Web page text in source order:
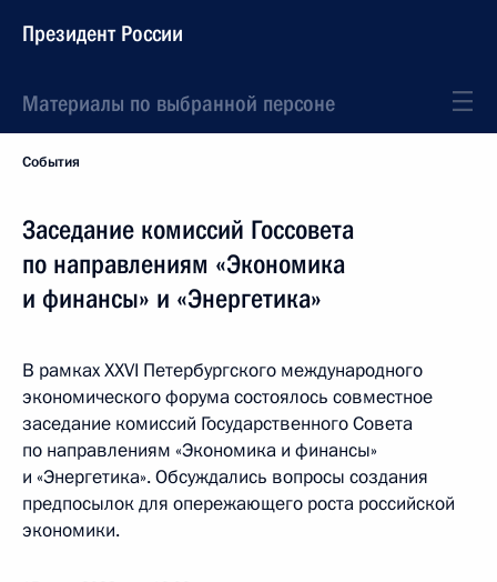
Президент России
Материалы по выбранной персоне
События
Заседание комиссий Госсовета
по направлениям «Экономика
и финансы» и «Энергетика»
В рамках XXVI Петербургского международного
экономического форума состоялось совместное
заседание комиссий Государственного Совета
по направлениям «Экономика и финансы»
и «Энергетика». Обсуждались вопросы создания
предпосылок для опережающего роста российской
экономики.